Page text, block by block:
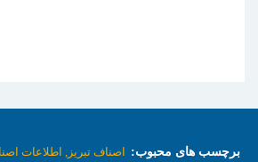
برچسب های محبوب: اصناف تبریز, اطلاعات